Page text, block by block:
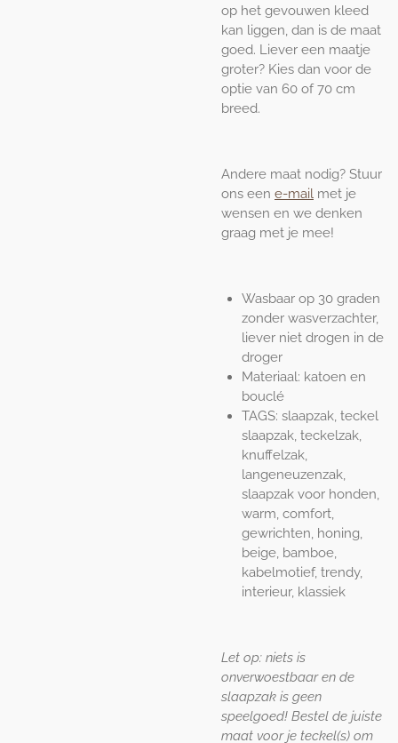
op het gevouwen kleed
kan liggen, dan is de maat
goed. Liever een maatje
groter? Kies dan voor de
optie van 60 of 70 cm
breed.
Andere maat nodig? Stuur
ons een e-mail met je
wensen en we denken
graag met je mee!
Wasbaar op 30 graden
zonder wasverzachter,
liever niet drogen in de
droger
Materiaal: katoen en
bouclé
TAGS: slaapzak, teckel
slaapzak, teckelzak,
knuffelzak,
langeneuzenzak,
slaapzak voor honden,
warm, comfort,
gewrichten, honing,
beige, bamboe,
kabelmotief, trendy,
interieur, klassiek
Let op: niets is
onverwoestbaar en de
slaapzak is geen
speelgoed! Bestel de juiste
maat voor je teckel(s) om